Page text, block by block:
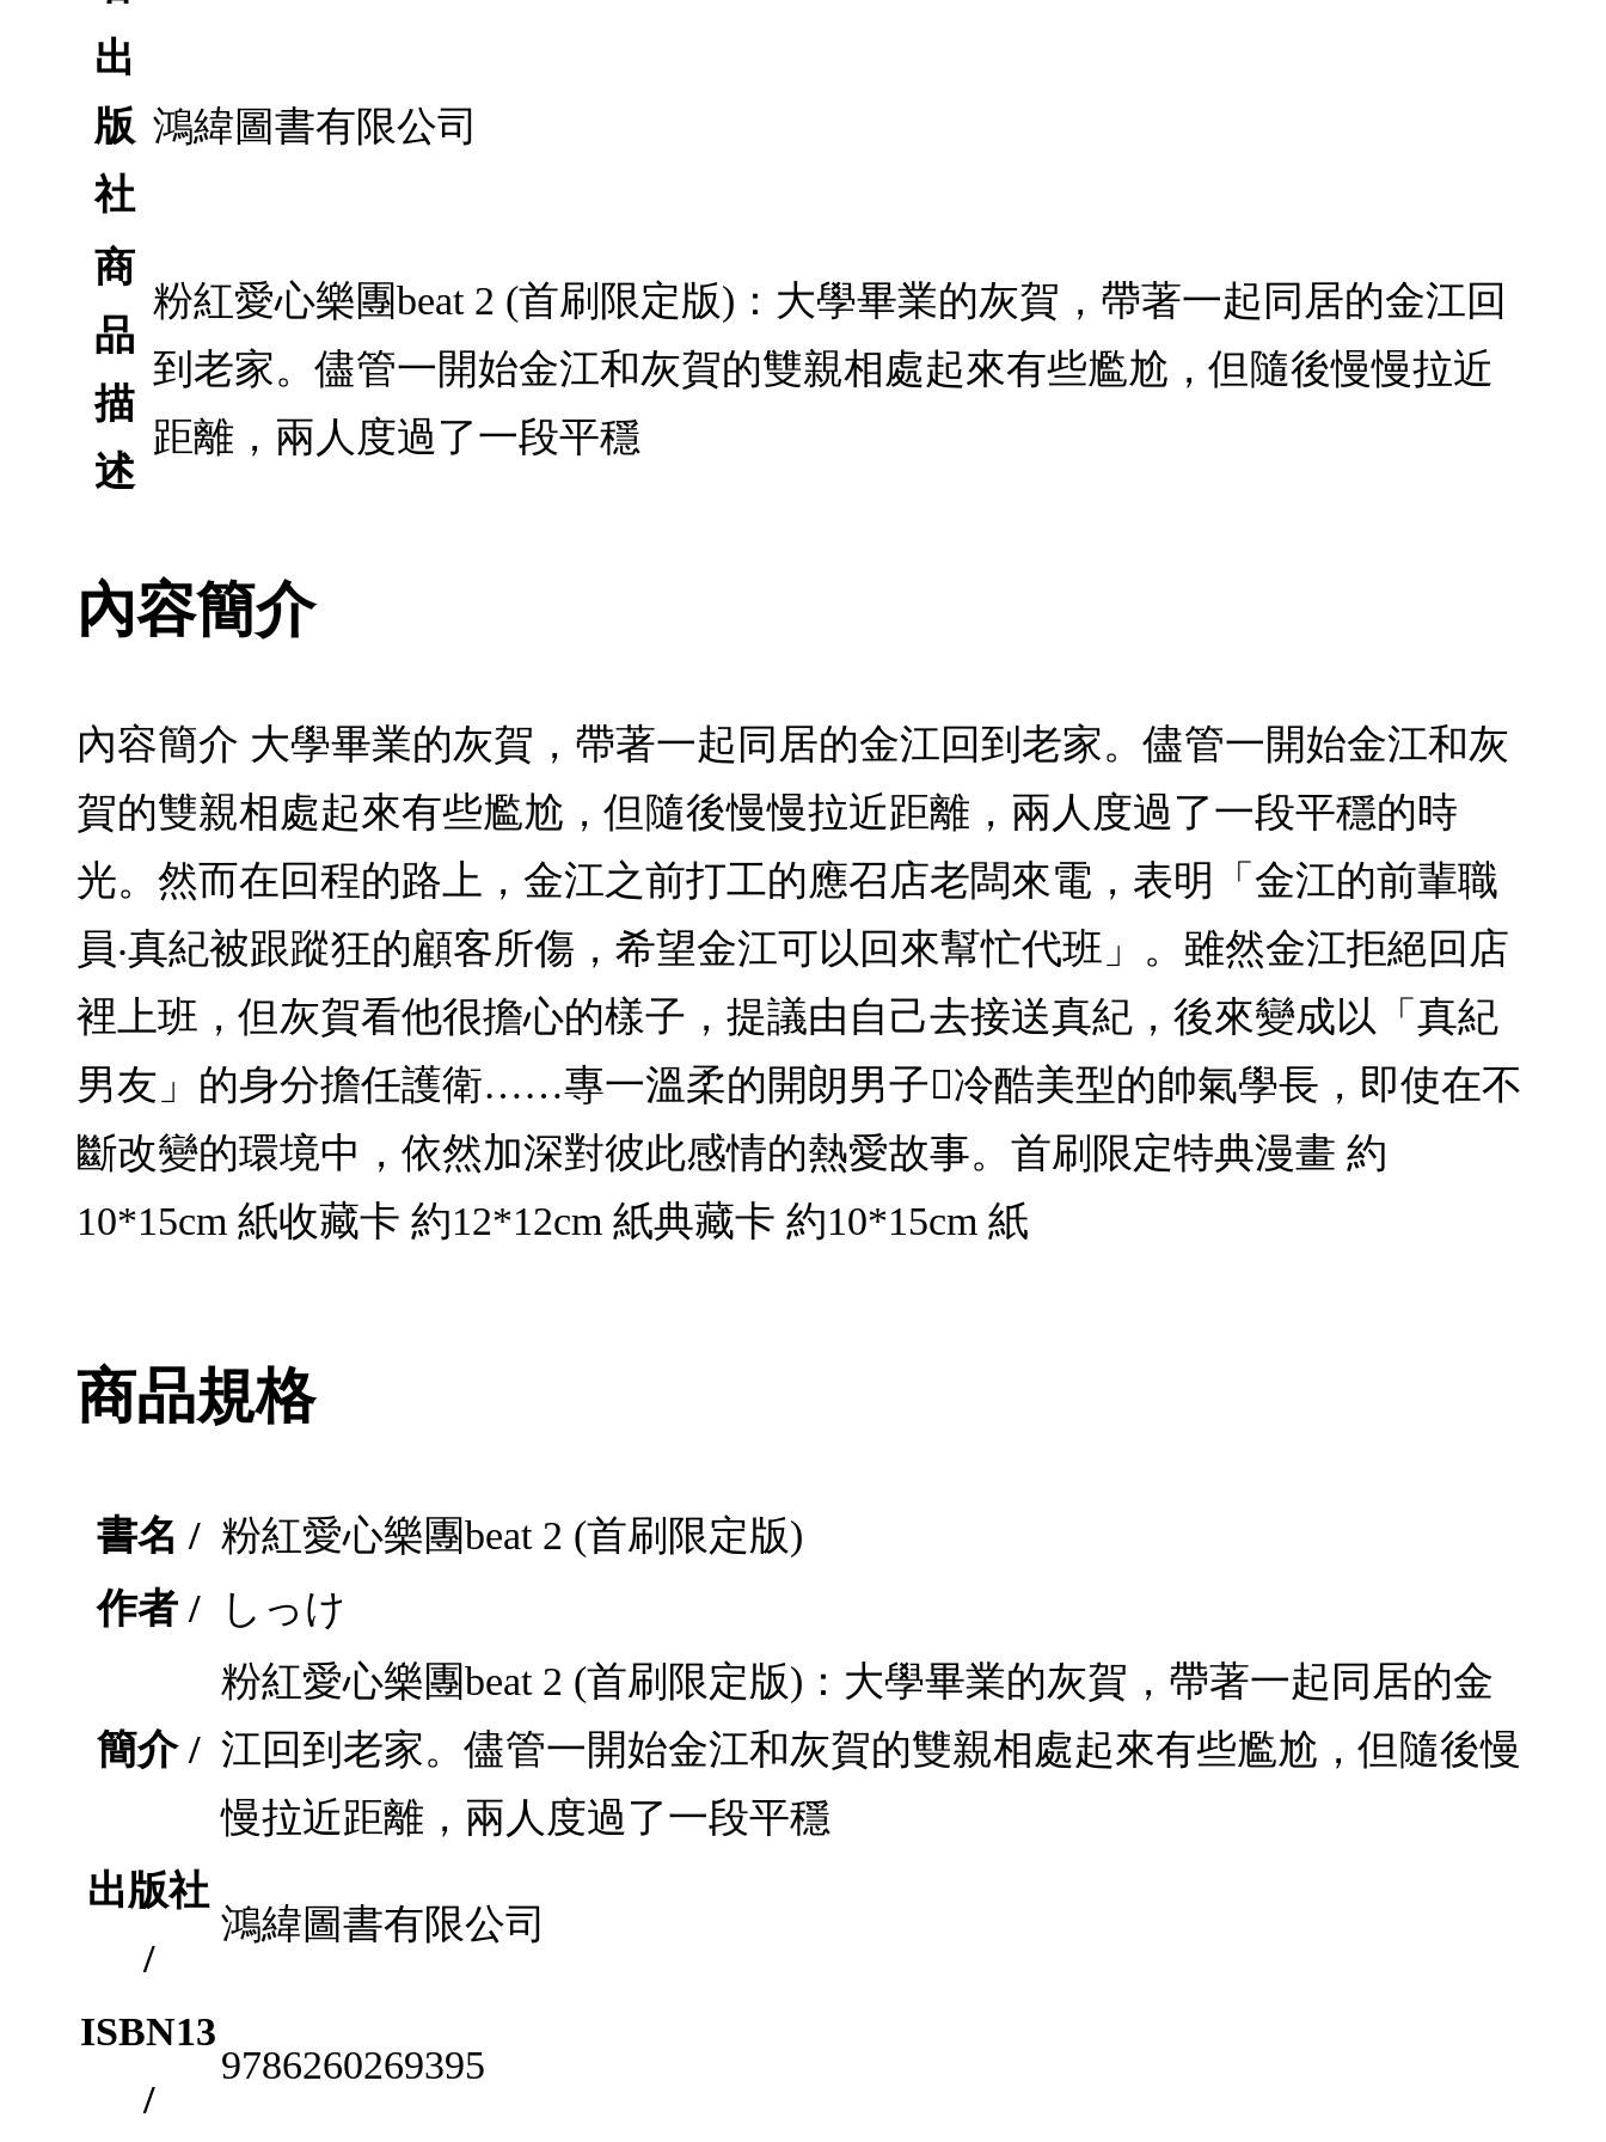
出
版
社
鴻緯圖書有限公司
商
品
描
述
粉紅愛心樂團beat 2 (首刷限定版)：大學畢業的灰賀，帶著一起同居的金江回
到老家。儘管一開始金江和灰賀的雙親相處起來有些尷尬，但隨後慢慢拉近
距離，兩人度過了一段平穩
內容簡介
內容簡介 大學畢業的灰賀，帶著一起同居的金江回到老家。儘管一開始金江和灰
賀的雙親相處起來有些尷尬，但隨後慢慢拉近距離，兩人度過了一段平穩的時
光。然而在回程的路上，金江之前打工的應召店老闆來電，表明「金江的前輩職
員‧真紀被跟蹤狂的顧客所傷，希望金江可以回來幫忙代班」。雖然金江拒絕回店
裡上班，但灰賀看他很擔心的樣子，提議由自己去接送真紀，後來變成以「真紀
男友」的身分擔任護衛……專一溫柔的開朗男子冷酷美型的帥氣學長，即使在不
斷改變的環境中，依然加深對彼此感情的熱愛故事。首刷限定特典漫畫 約
10*15cm 紙收藏卡 約12*12cm 紙典藏卡 約10*15cm 紙
商品規格
書名 / 粉紅愛心樂團beat 2 (首刷限定版)
作者 /
しっけ
簡介 /
粉紅愛心樂團beat 2 (首刷限定版)：大學畢業的灰賀，帶著一起同居的金
江回到老家。儘管一開始金江和灰賀的雙親相處起來有些尷尬，但隨後慢
慢拉近距離，兩人度過了一段平穩
出版社
/
鴻緯圖書有限公司
ISBN13
/
9786260269395